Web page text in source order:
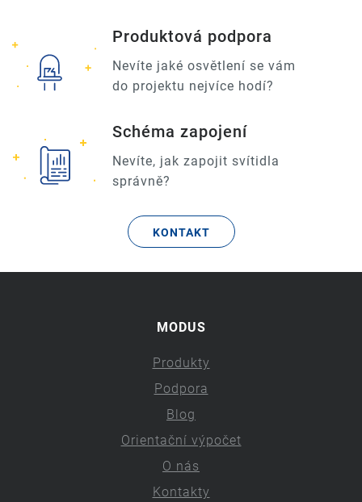
Produktová podpora
Nevíte jaké osvětlení se vám
do projektu nejvíce hodí?
Schéma zapojení
Nevíte, jak zapojit svítidla
správně?
KONTAKT
MODUS
Produkty
Podpora
Blog
Orientační výpočet
O nás
Kontakty